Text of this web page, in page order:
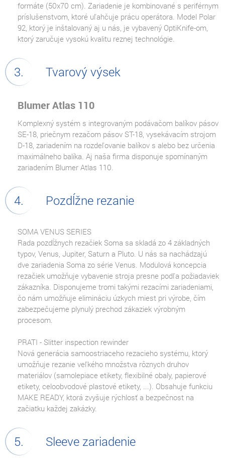
formáte (50x70 cm). Zariadenie je kombinované s periférnym
príslušenstvom, ktoré uľahčuje prácu operátora. Model Polar
92, ktorý je inštalovaný aj u nás, je vybavený OptiKnife-om,
ktorý zaručuje vysokú kvalitu reznej technológie.
Tvarový výsek
Blumer Atlas 110
Komplexný systém s integrovaným podávačom balíkov pásov
SE-18, priečnym rezačom pásov ST-18, vysekávacím strojom
D-18, zariadením na rozdeľovanie balíkov s alebo bez určenia
maximálneho balíka. Aj naša firma disponuje spomínaným
zariadením Blumer Atlas 110.
Pozdĺžne rezanie
SOMA VENUS SERIES
Rada pozdĺžnych rezačiek Soma sa skladá zo 4 základných
typov, Venus, Jupiter, Saturn a Pluto. U nás sa nachádzajú
dve zariadenia Soma zo série Venus. Modulová koncepcia
rezačiek umožňuje vybavenie stroja presne podľa požiadaviek
zákazníka. Disponujeme tromi takými rezacími zariadeniami,
čo nám umožňuje elimináciu úzkych miest pri výrobe, čím
zabezpečujeme plynulý prechod zákaziek výrobným
procesom.
PRATI - Slitter inspection rewinder
Nová generácia samoostriaceho rezacieho systému, ktorý
umožňuje rezanie veľkého množstva rôznych druhov
materiálov (samolepiace etikety, flexibilné obaly, papierové
etikety, celoobvodové plastové etikety, ...). Obsahuje funkciu
MAKE READY, ktorá zvyšuje rýchlosť a bezpečnost na
začiatku každej zakázky.
Sleeve zariadenie